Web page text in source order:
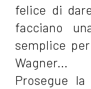
felice di
facciano
semplice
Wagner...
Prosegue